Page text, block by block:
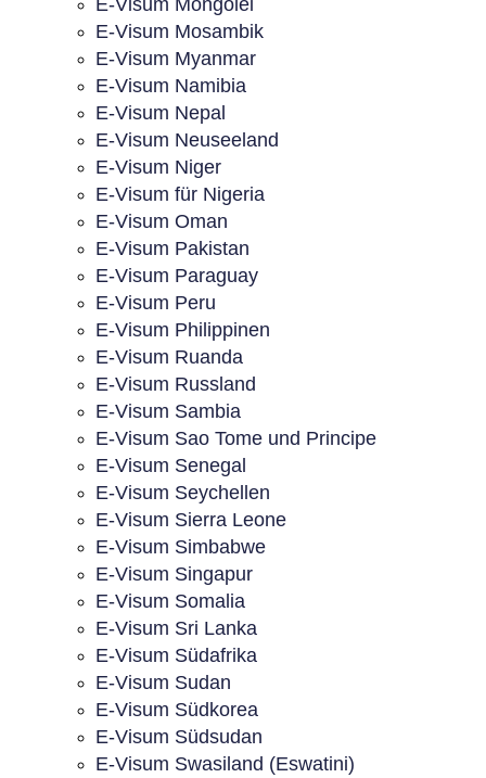
E-Visum Mongolei
E-Visum Mosambik
E-Visum Myanmar
E-Visum Namibia
E-Visum Nepal
E-Visum Neuseeland
E-Visum Niger
E-Visum für Nigeria
E-Visum Oman
E-Visum Pakistan
E-Visum Paraguay
E-Visum Peru
E-Visum Philippinen
E-Visum Ruanda
E-Visum Russland
E-Visum Sambia
E-Visum Sao Tome und Principe
E-Visum Senegal
E-Visum Seychellen
E-Visum Sierra Leone
E-Visum Simbabwe
E-Visum Singapur
E-Visum Somalia
E-Visum Sri Lanka
E-Visum Südafrika
E-Visum Sudan
E-Visum Südkorea
E-Visum Südsudan
E-Visum Swasiland (Eswatini)